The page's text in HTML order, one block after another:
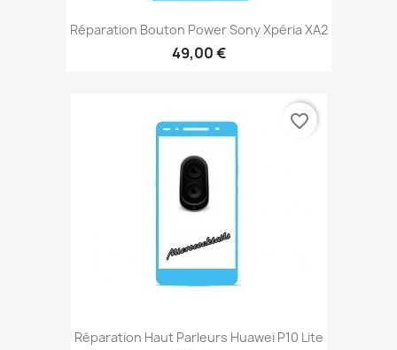
Réparation Bouton Power Sony Xpéria XA2
49,00 €
Réparation Haut Parleurs Huawei P10 Lite
favorite_border